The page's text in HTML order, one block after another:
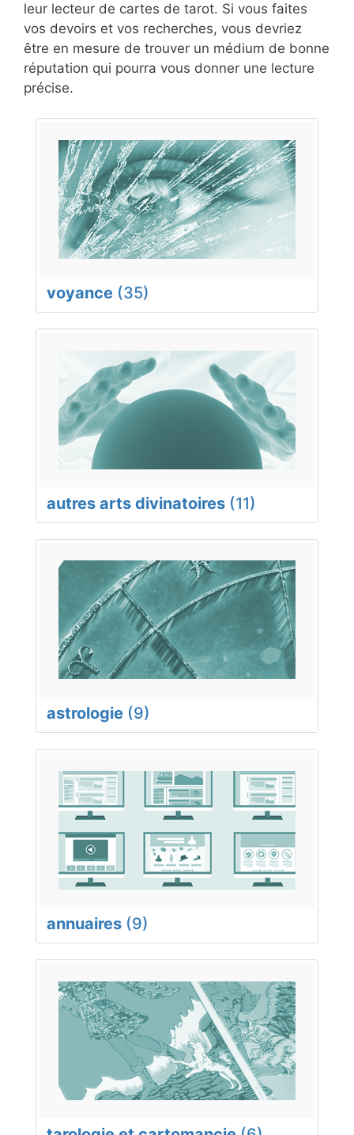
leur lecteur de cartes de tarot. Si vous faites
vos devoirs et vos recherches, vous devriez
être en mesure de trouver un médium de bonne
réputation qui pourra vous donner une lecture
précise.
voyance (35)
autres arts divinatoires (11)
astrologie (9)
annuaires (9)